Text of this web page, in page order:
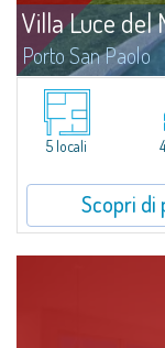
Villa Luce del
Porto San Paolo
​Adagiata sulle colline
questa straordinaria
un'esperienza di
5 locali
Scopri di